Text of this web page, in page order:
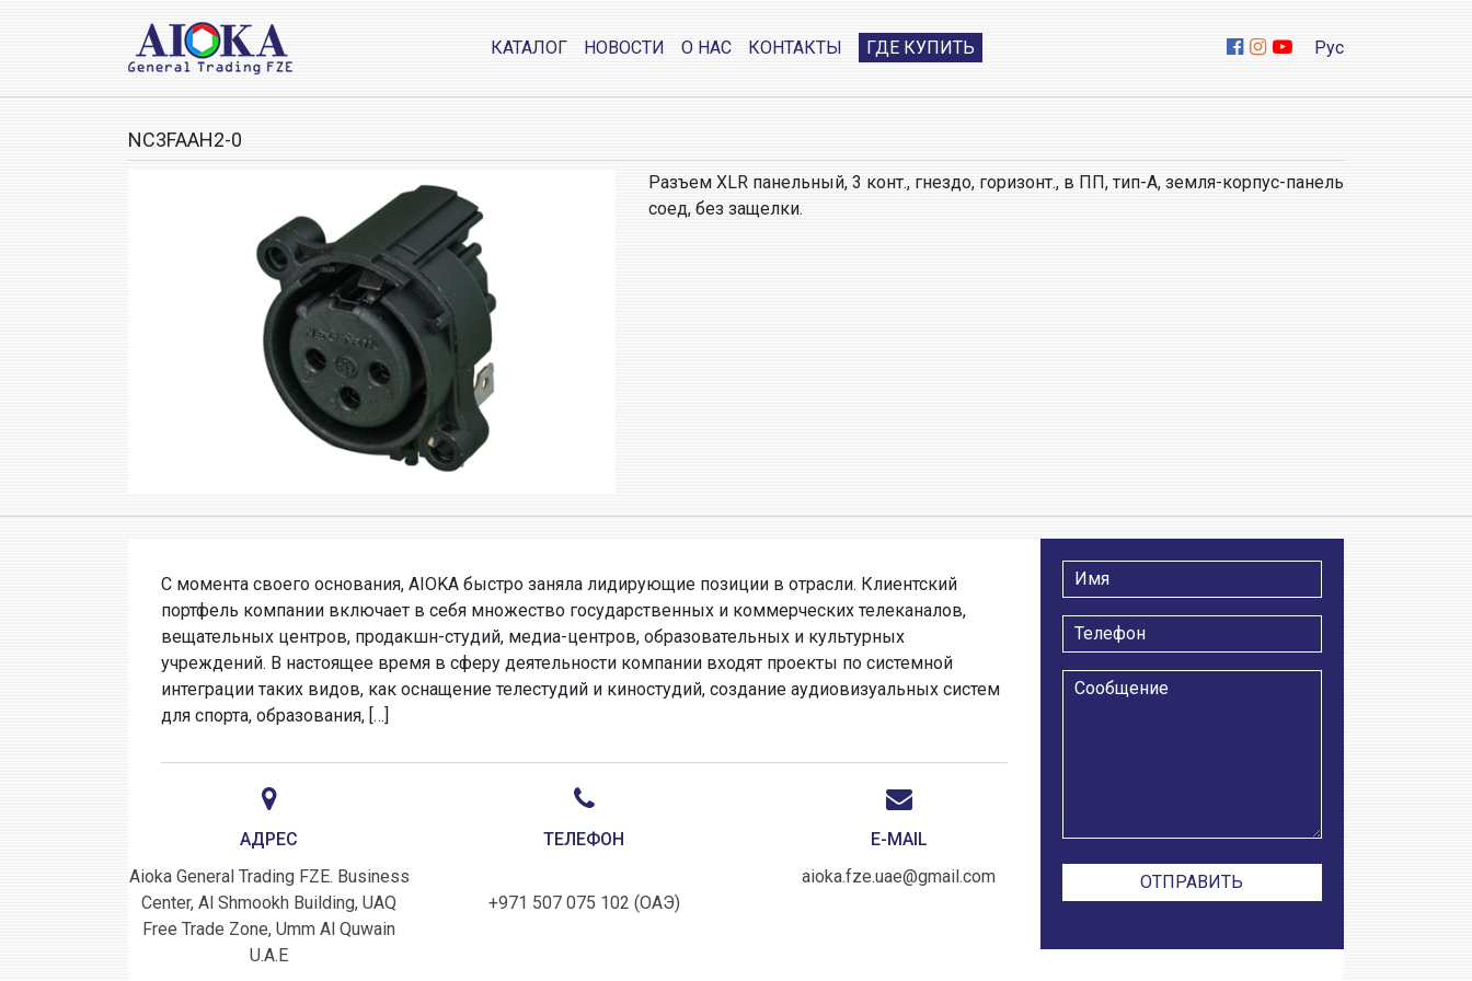
КАТАЛОГ НОВОСТИ О НАС КОНТАКТЫ ГДЕ КУПИТЬ Рус
NC3FAAH2-0
Разъем XLR панельный, 3 конт., гнездо, горизонт., в ПП, тип-A, земля-корпус-панель
соед, без защелки.
С момента своего основания, AIOKA быстро заняла лидирующие позиции в отрасли. Клиентский
портфель компании включает в себя множество государственных и коммерческих телеканалов,
вещательных центров, продакшн-студий, медиа-центров, образовательных и культурных
учреждений. В настоящее время в сферу деятельности компании входят проекты по системной
интеграции таких видов, как оснащение телестудий и киностудий, создание аудиовизуальных систем
для спорта, образования, […]
АДРЕС
Aioka General Trading FZE. Business
Center, Al Shmookh Building, UAQ
Free Trade Zone, Umm Al Quwain
U.A.E
ТЕЛЕФОН
+971 507 075 102 (ОАЭ)
E-MAIL
aioka.fze.uae@gmail.com